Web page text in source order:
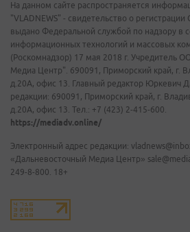
На данном сайте распространяется
"VLADNEWS" - свидетельство о
выдано Федеральной службой по надзору в
информационных технологий и массовых
(Роскомнадзор) 17 мая 2018 г. Учредитель
Медиа Центр". 690091, Приморский край, г.
д.20А, офис 13. Главный редактор Юркевич
редакции: 690091, Приморский край, г.
д.20А, офис 13. Тел.: +7 (423) 2-415-600.
https://mediadv.online/
Электронный адрес редакции:
«Дальневосточный Медиа Центр»
249-8-800. 18+